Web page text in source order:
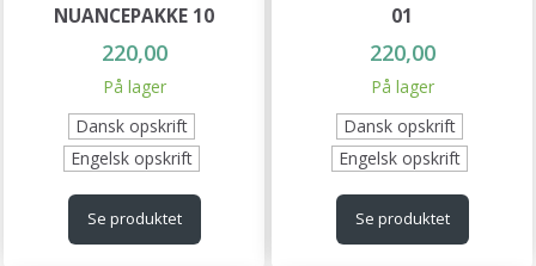
NUANCEPAKKE 10
220,00
På lager
Dansk opskrift
Engelsk opskrift
Se produktet
01
220,00
På lager
Dansk opskrift
Engelsk opskrift
Se produktet